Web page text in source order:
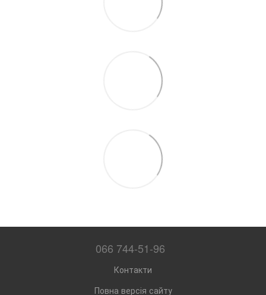
066 744-51-96
Контакти
Повна версія сайту